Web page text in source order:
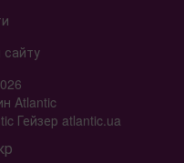
сайту
Atlantic
Гейзер atlantic.ua